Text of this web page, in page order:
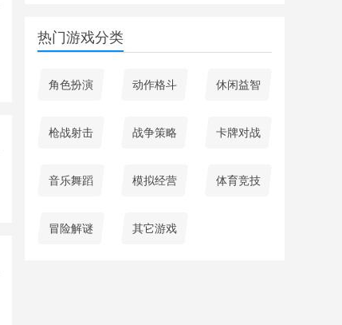
热门游戏分类
角色扮演 动作格斗 休闲益智
枪战射击 战争策略 卡牌对战
音乐舞蹈 模拟经营 体育竞技
冒险解谜 其它游戏